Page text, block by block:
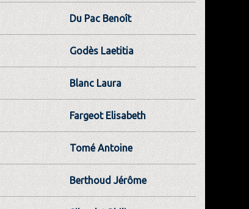
Du Pac Benoît
Godès Laetitia
Blanc Laura
Fargeot Elisabeth
Tomé Antoine
Berthoud Jérôme